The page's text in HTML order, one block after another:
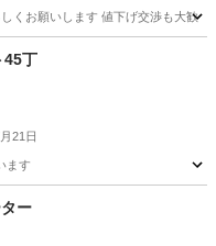
くお願いします 値下げ交渉も大歓迎
ベアリング
ト45丁
21日
ます
ー